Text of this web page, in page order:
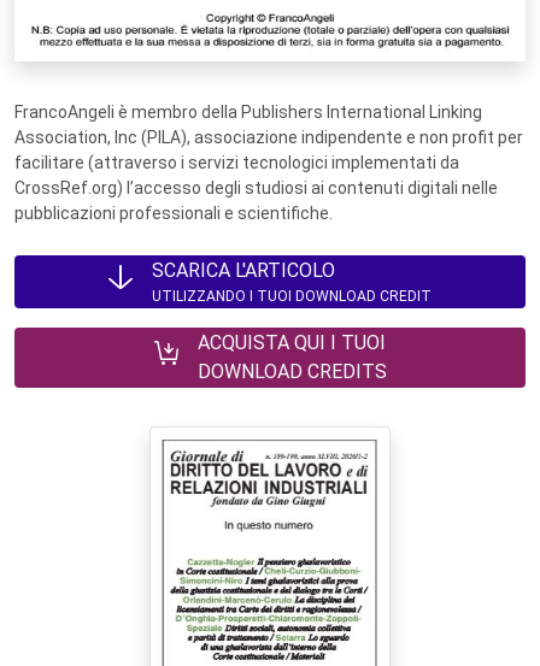
FrancoAngeli è membro della Publishers International Linking
Association, Inc (PILA), associazione indipendente e non profit per
facilitare (attraverso i servizi tecnologici implementati da
CrossRef.org) l’accesso degli studiosi ai contenuti digitali nelle
pubblicazioni professionali e scientifiche.
SCARICA L'ARTICOLO
UTILIZZANDO I TUOI DOWNLOAD CREDIT
ACQUISTA QUI I TUOI
DOWNLOAD CREDITS